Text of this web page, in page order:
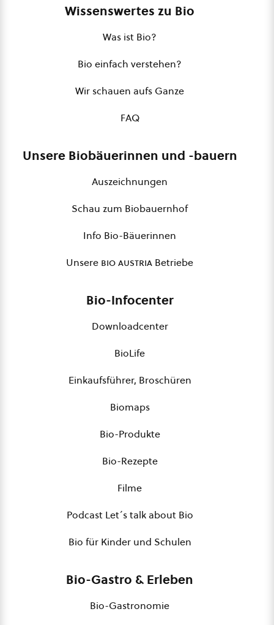
Wissenswertes zu Bio
Was ist Bio?
Bio einfach verstehen?
Wir schauen aufs Ganze
FAQ
Unsere Biobäuerinnen und -bauern
Auszeichnungen
Schau zum Biobauernhof
Info Bio-Bäuerinnen
Unsere bio austria Betriebe
Bio-Infocenter
Downloadcenter
BioLife
Einkaufsführer, Broschüren
Biomaps
Bio-Produkte
Bio-Rezepte
Filme
Podcast Let´s talk about Bio
Bio für Kinder und Schulen
Bio-Gastro & Erleben
Bio-Gastronomie